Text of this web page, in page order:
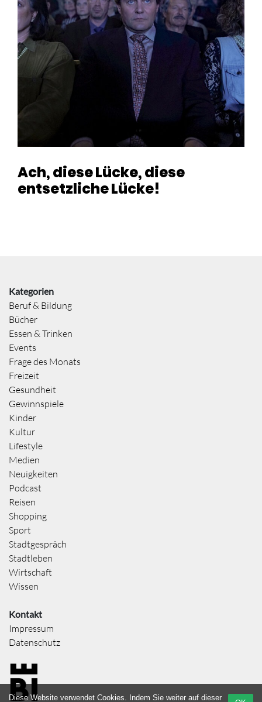
Ach, diese Lücke, diese
entsetzliche Lücke!
Kategorien
Beruf & Bildung
Bücher
Essen & Trinken
Events
Frage des Monats
Freizeit
Gesundheit
Gewinnspiele
Kinder
Kultur
Lifestyle
Medien
Neuigkeiten
Podcast
Reisen
Shopping
Sport
Stadtgespräch
Stadtleben
Wirtschaft
Wissen
Kontakt
Impressum
Datenschutz
Diese Website verwendet Cookies. Indem Sie weiter auf dieser